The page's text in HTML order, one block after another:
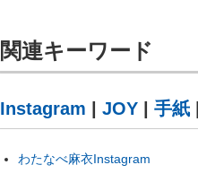
関連キーワード
Instagram JOY 手紙
わたなべ麻衣Instagram